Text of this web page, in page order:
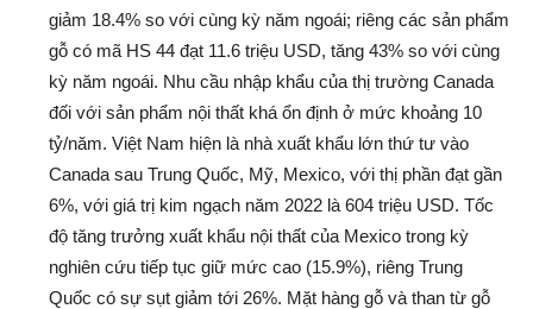
giảm 18.4% so với cùng kỳ năm ngoái; riêng các sản phẩm
gỗ có mã HS 44 đạt 11.6 triệu USD, tăng 43% so với cùng
kỳ năm ngoái. Nhu cầu nhập khẩu của thị trường Canada
đối với sản phẩm nội thất khá ổn định ở mức khoảng 10
tỷ/năm. Việt Nam hiện là nhà xuất khẩu lớn thứ tư vào
Canada sau Trung Quốc, Mỹ, Mexico, với thị phần đạt gần
6%, với giá trị kim ngạch năm 2022 là 604 triệu USD. Tốc
độ tăng trưởng xuất khẩu nội thất của Mexico trong kỳ
nghiên cứu tiếp tục giữ mức cao (15.9%), riêng Trung
Quốc có sự sụt giảm tới 26%. Mặt hàng gỗ và than từ gỗ